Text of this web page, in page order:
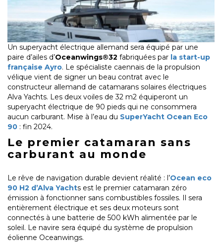
Un superyacht électrique allemand sera équipé par une
paire d’ailes d’Oceanwings®32 fabriquées par la start-up
française Ayro. Le spécialiste caennais de la propulsion
vélique vient de signer un beau contrat avec le
constructeur allemand de catamarans solaires électriques
Alva Yachts. Les deux voiles de 32 m2 équiperont un
superyacht électrique de 90 pieds qui ne consommera
aucun carburant. Mise à l’eau du SuperYacht Ocean Eco
90 : fin 2024.
Le premier catamaran sans
carburant au monde
Le rêve de navigation durable devient réalité : l’Ocean eco
90 H2 d’Alva Yachts est le premier catamaran zéro
émission à fonctionner sans combustibles fossiles. Il sera
entièrement électrique et ses deux moteurs sont
connectés à une batterie de 500 kWh alimentée par le
soleil. Le navire sera équipé du système de propulsion
éolienne Oceanwings.